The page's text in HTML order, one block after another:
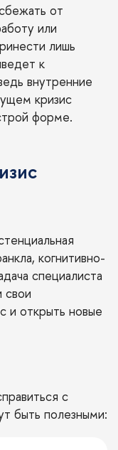
от
или
лишь
к
внутренние
кризис
форме.
когнитивно-
специалиста
свои
и открыть новые
с
быть полезными: